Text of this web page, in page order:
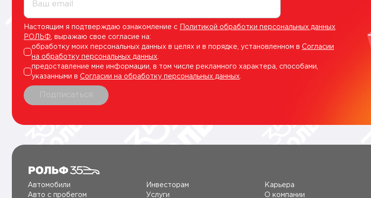
Ваш email
Настоящим я подтверждаю ознакомление с
Политикой обработки персональных данных
РОЛЬФ , выражаю свое согласие на:
обработку моих персональных данных в целях и в порядке, установленном в Согласии
на обработку персональных данных
предоставление мне информации, в том числе рекламного характера, способами,
указанными в Согласии на обработку персональных данных
Подписаться
Автомобили
Авто c пробегом
Инвесторам
Услуги
Карьера
О компании